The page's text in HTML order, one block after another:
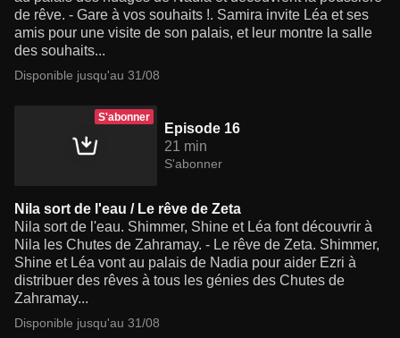
de rêve. - Gare à vos souhaits !. Samira invite Léa et ses
amis pour une visite de son palais, et leur montre la salle
des souhaits...
Disponible jusqu'au 31/08
S'abonner
Episode 16
21 min
S'abonner
Nila sort de l'eau / Le rêve de Zeta
Nila sort de l'eau. Shimmer, Shine et Léa font découvrir à
Nila les Chutes de Zahramay. - Le rêve de Zeta. Shimmer,
Shine et Léa vont au palais de Nadia pour aider Ezri à
distribuer des rêves à tous les génies des Chutes de
Zahramay...
Disponible jusqu'au 31/08